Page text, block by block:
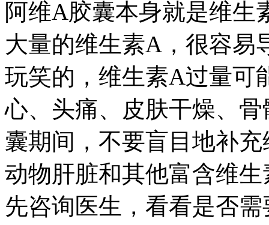
阿维A胶囊本身就是维生
大量的维生素A，很容易
玩笑的，维生素A过量可
心、头痛、皮肤干燥、
囊期间，不要盲目地补
动物肝脏和其他富含维
先咨询医生，看看是否